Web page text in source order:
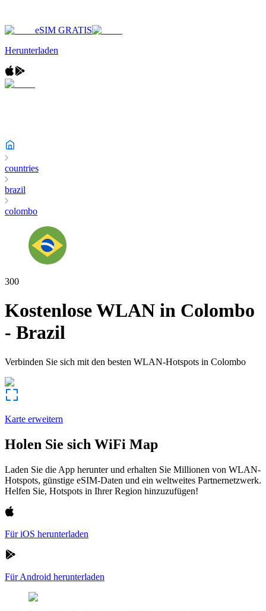
eSIM GRATIS
Herunterladen
countries
brazil
colombo
300
Kostenlose WLAN in Colombo
- Brazil
Verbinden Sie sich mit den besten WLAN-Hotspots in Colombo
Karte erweitern
Holen Sie sich WiFi Map
Laden Sie die App herunter und erhalten Sie Millionen von WLAN-
Hotspots, günstige eSIM-Daten und ein weltweites Partnernetzwerk.
Helfen Sie, Hotspots in Ihrer Region hinzuzufügen!
Für iOS herunterladen
Für Android herunterladen